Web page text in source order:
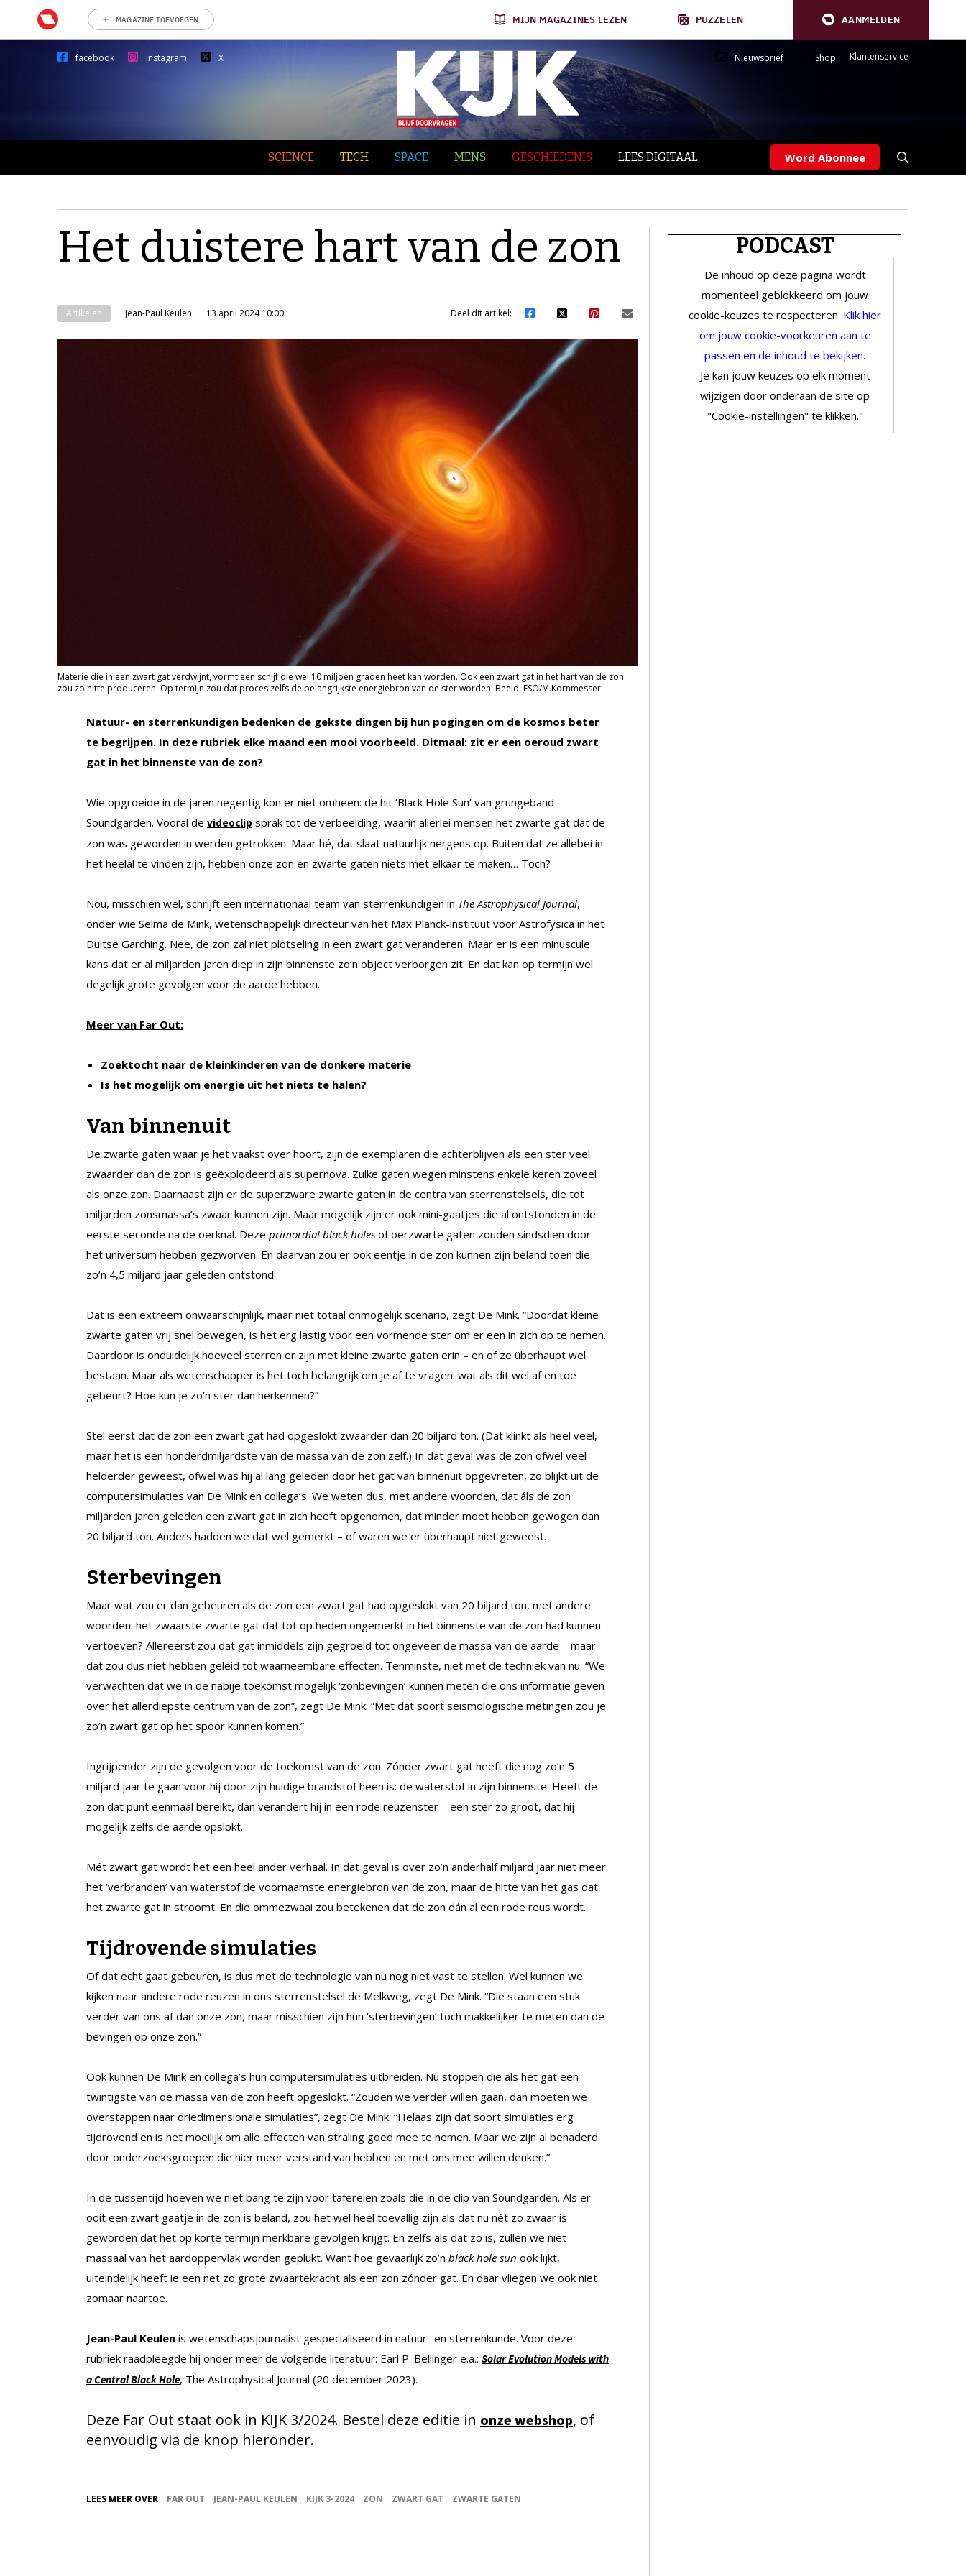
MAGAZINE TOEVOEGEN MIJN MAGAZINES LEZEN PUZZELEN AANMELDEN
facebook instagram X Nieuwsbrief Shop Klantenservice
SCIENCE TECH SPACE MENS GESCHIEDENIS LEES DIGITAAL Word Abonnee
Het duistere hart van de zon
Artikelen Jean-Paul Keulen 13 april 2024 10:00 Deel dit artikel:
Materie die in een zwart gat verdwijnt, vormt een schijf die wel 10 miljoen graden heet kan worden. Ook een zwart gat in het hart van de zon
zou zo hitte produceren. Op termijn zou dat proces zelfs de belangrijkste energiebron van de ster worden. Beeld: ESO/M.Kornmesser.
Natuur- en sterrenkundigen bedenken de gekste dingen bij hun pogingen om de kosmos beter
te begrijpen. In deze rubriek elke maand een mooi voorbeeld. Ditmaal: zit er een oeroud zwart
gat in het binnenste van de zon?
Wie opgroeide in de jaren negentig kon er niet omheen: de hit ‘Black Hole Sun’ van grungeband
Soundgarden. Vooral de videoclip sprak tot de verbeelding, waarin allerlei mensen het zwarte gat dat de
zon was geworden in werden getrokken. Maar hé, dat slaat natuurlijk nergens op. Buiten dat ze allebei in
het heelal te vinden zijn, hebben onze zon en zwarte gaten niets met elkaar te maken… Toch?
Nou, misschien wel, schrijft een internationaal team van sterrenkundigen in The Astrophysical Journal,
onder wie Selma de Mink, wetenschappelijk directeur van het Max Planck-instituut voor Astrofysica in het
Duitse Garching. Nee, de zon zal niet plotseling in een zwart gat veranderen. Maar er is een minuscule
kans dat er al miljarden jaren diep in zijn binnenste zo’n object verborgen zit. En dat kan op termijn wel
degelijk grote gevolgen voor de aarde hebben.
Meer van Far Out:
Zoektocht naar de kleinkinderen van de donkere materie
Is het mogelijk om energie uit het niets te halen?
Van binnenuit
De zwarte gaten waar je het vaakst over hoort, zijn de exemplaren die achterblijven als een ster veel
zwaarder dan de zon is geëxplodeerd als supernova. Zulke gaten wegen minstens enkele keren zoveel
als onze zon. Daarnaast zijn er de superzware zwarte gaten in de centra van sterrenstelsels, die tot
miljarden zonsmassa’s zwaar kunnen zijn. Maar mogelijk zijn er ook mini-gaatjes die al ontstonden in de
eerste seconde na de oerknal. Deze primordial black holes of oerzwarte gaten zouden sindsdien door
het universum hebben gezworven. En daarvan zou er ook eentje in de zon kunnen zijn beland toen die
zo’n 4,5 miljard jaar geleden ontstond.
Dat is een extreem onwaarschijnlijk, maar niet totaal onmogelijk scenario, zegt De Mink. “Doordat kleine
zwarte gaten vrij snel bewegen, is het erg lastig voor een vormende ster om er een in zich op te nemen.
Daardoor is onduidelijk hoeveel sterren er zijn met kleine zwarte gaten erin – en of ze überhaupt wel
bestaan. Maar als wetenschapper is het toch belangrijk om je af te vragen: wat als dit wel af en toe
gebeurt? Hoe kun je zo’n ster dan herkennen?”
Stel eerst dat de zon een zwart gat had opgeslokt zwaarder dan 20 biljard ton. (Dat klinkt als heel veel,
maar het is een honderdmiljardste van de massa van de zon zelf.) In dat geval was de zon ofwel veel
helderder geweest, ofwel was hij al lang geleden door het gat van binnenuit opgevreten, zo blijkt uit de
computersimulaties van De Mink en collega’s. We weten dus, met andere woorden, dat áls de zon
miljarden jaren geleden een zwart gat in zich heeft opgenomen, dat minder moet hebben gewogen dan
20 biljard ton. Anders hadden we dat wel gemerkt – of waren we er überhaupt niet geweest.
Sterbevingen
Maar wat zou er dan gebeuren als de zon een zwart gat had opgeslokt van 20 biljard ton, met andere
woorden: het zwaarste zwarte gat dat tot op heden ongemerkt in het binnenste van de zon had kunnen
vertoeven? Allereerst zou dat gat inmiddels zijn gegroeid tot ongeveer de massa van de aarde – maar
dat zou dus niet hebben geleid tot waarneembare effecten. Tenminste, niet met de techniek van nu. “We
verwachten dat we in de nabije toekomst mogelijk ‘zonbevingen’ kunnen meten die ons informatie geven
over het allerdiepste centrum van de zon”, zegt De Mink. “Met dat soort seismologische metingen zou je
zo’n zwart gat op het spoor kunnen komen.”
Ingrijpender zijn de gevolgen voor de toekomst van de zon. Zónder zwart gat heeft die nog zo’n 5
miljard jaar te gaan voor hij door zijn huidige brandstof heen is: de waterstof in zijn binnenste. Heeft de
zon dat punt eenmaal bereikt, dan verandert hij in een rode reuzenster – een ster zo groot, dat hij
mogelijk zelfs de aarde opslokt.
Mét zwart gat wordt het een heel ander verhaal. In dat geval is over zo’n anderhalf miljard jaar niet meer
het ‘verbranden’ van waterstof de voornaamste energiebron van de zon, maar de hitte van het gas dat
het zwarte gat in stroomt. En die ommezwaai zou betekenen dat de zon dán al een rode reus wordt.
Tijdrovende simulaties
Of dat echt gaat gebeuren, is dus met de technologie van nu nog niet vast te stellen. Wel kunnen we
kijken naar andere rode reuzen in ons sterrenstelsel de Melkweg, zegt De Mink. “Die staan een stuk
verder van ons af dan onze zon, maar misschien zijn hun ‘sterbevingen’ toch makkelijker te meten dan de
bevingen op onze zon.”
Ook kunnen De Mink en collega’s hun computersimulaties uitbreiden. Nu stoppen die als het gat een
twintigste van de massa van de zon heeft opgeslokt. “Zouden we verder willen gaan, dan moeten we
overstappen naar driedimensionale simulaties”, zegt De Mink. “Helaas zijn dat soort simulaties erg
tijdrovend en is het moeilijk om alle effecten van straling goed mee te nemen. Maar we zijn al benaderd
door onderzoeksgroepen die hier meer verstand van hebben en met ons mee willen denken.”
In de tussentijd hoeven we niet bang te zijn voor taferelen zoals die in de clip van Soundgarden. Als er
ooit een zwart gaatje in de zon is beland, zou het wel heel toevallig zijn als dat nu nét zo zwaar is
geworden dat het op korte termijn merkbare gevolgen krijgt. En zelfs als dat zo is, zullen we niet
massaal van het aardoppervlak worden geplukt. Want hoe gevaarlijk zo’n black hole sun ook lijkt,
uiteindelijk heeft ie een net zo grote zwaartekracht als een zon zónder gat. En daar vliegen we ook niet
zomaar naartoe.
Jean-Paul Keulen is wetenschapsjournalist gespecialiseerd in natuur- en sterrenkunde. Voor deze
rubriek raadpleegde hij onder meer de volgende literatuur: Earl P. Bellinger e.a.: Solar Evolution Models with
a Central Black Hole, The Astrophysical Journal (20 december 2023).
Deze Far Out staat ook in KIJK 3/2024. Bestel deze editie in onze webshop, of
eenvoudig via de knop hieronder.
LEES MEER OVER FAR OUT JEAN-PAUL KEULEN KIJK 3-2024 ZON ZWART GAT ZWARTE GATEN
PODCAST
De inhoud op deze pagina wordt
momenteel geblokkeerd om jouw
cookie-keuzes te respecteren. Klik hier
om jouw cookie-voorkeuren aan te
passen en de inhoud te bekijken.
Je kan jouw keuzes op elk moment
wijzigen door onderaan de site op
"Cookie-instellingen" te klikken."